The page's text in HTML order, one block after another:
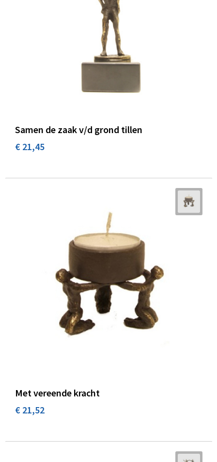
Samen de zaak v/d grond tillen
€ 21,45
Met vereende kracht
€ 21,52